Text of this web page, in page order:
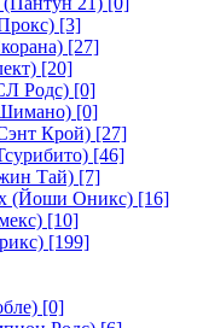
[3]
[27]
[20]
Родс) [0]
[0]
Крой) [27]
[46]
Тай) [7]
(Йоши Оникс) [16]
[10]
[199]
[0]